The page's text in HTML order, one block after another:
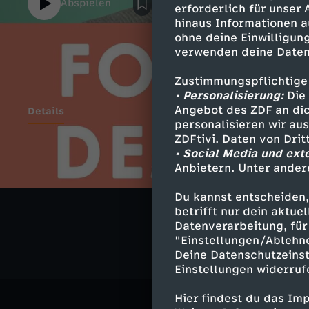
erforderlich für unser
hinaus Informationen
ohne deine
verwenden deine
• Personalisierung:Die
Angebot des ZDF an
personalisieren wir
ZDFtivi. Daten von
• Social Media und
Anbietern. Unter
Du kannst
betrifft nur dein
Datenverarbeitung,
"Einstellungen/
Deine
Einstellungen
Hier findest du das
Abspielen
Details
Ähnliche